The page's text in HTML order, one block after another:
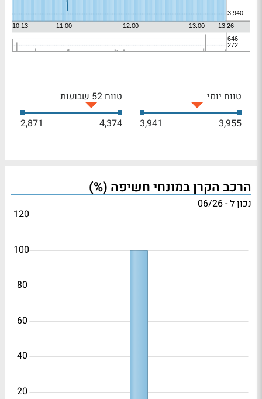
טווח יומי
3,955
3,941
טווח 52 שבועות
4,374
2,871
הרכב הקרן במונחי חשיפה (%)
נכון ל - 06/26
20
40
60
80
100
120